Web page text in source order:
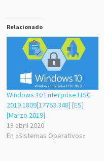
Relacionado
Windows 10 Enterprise LTSC
2019 1809[17763.348] [ES]
[Marzo 2019]
18 abril 2020
En «Sistemas Operativos»